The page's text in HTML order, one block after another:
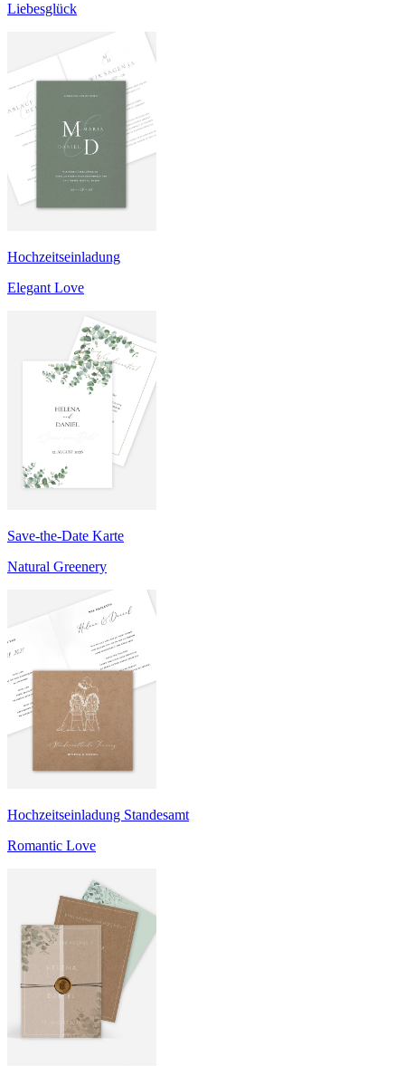
Liebesglück
Hochzeitseinladung
Elegant Love
Save-the-Date Karte
Natural Greenery
Hochzeitseinladung Standesamt
Romantic Love